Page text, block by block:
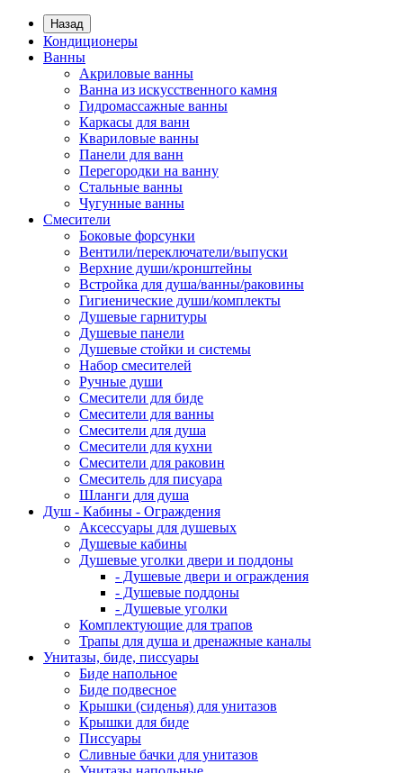
Назад
Кондиционеры
Ванны
Акриловые ванны
Ванна из искусственного камня
Гидромассажные ванны
Каркасы для ванн
Квариловые ванны
Панели для ванн
Перегородки на ванну
Стальные ванны
Чугунные ванны
Смесители
Боковые форсунки
Вентили/переключатели/выпуски
Верхние души/кронштейны
Встройка для душа/ванны/раковины
Гигиенические души/комплекты
Душевые гарнитуры
Душевые панели
Душевые стойки и системы
Набор смесителей
Ручные души
Смесители для биде
Смесители для ванны
Смесители для душа
Смесители для кухни
Смесители для раковин
Смеситель для писуара
Шланги для душа
Душ - Кабины - Ограждения
Аксессуары для душевых
Душевые кабины
Душевые уголки двери и поддоны
- Душевые двери и ограждения
- Душевые поддоны
- Душевые уголки
Комплектующие для трапов
Трапы для душа и дренажные каналы
Унитазы, биде, писсуары
Биде напольное
Биде подвесное
Крышки (сиденья) для унитазов
Крышки для биде
Писсуары
Сливные бачки для унитазов